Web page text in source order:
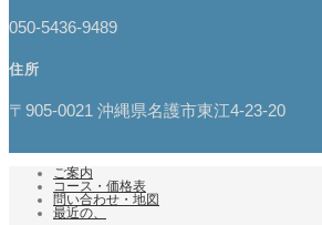
050-5436-9489
住所
〒905-0021 沖縄県名護市東江4-23-20
ご案内
コース・価格表
問い合わせ・地図
最近の、